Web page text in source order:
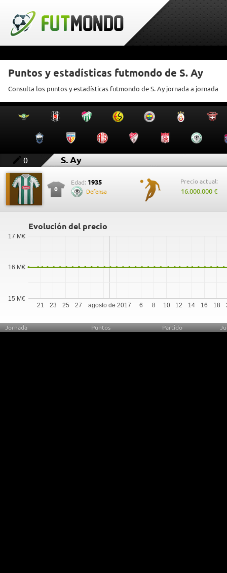
Puntos y estadísticas futmondo de S. Ay
Consulta los puntos y estadísticas futmondo de S. Ay jornada a jornada
0 S. Ay
0
Edad: 1935
Defensa
Precio actual:
16.000.000 €
Evolución del precio
agosto de 2017
21 23 25 27 6 8 10 12 14 16 18
15 M€
16 M€
17 M€
Jornada Puntos Partido